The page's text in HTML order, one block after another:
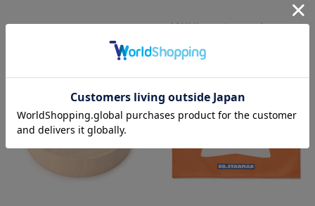
ラバーコースター/CHAPY 木製栓抜きマグネット/プライマリー